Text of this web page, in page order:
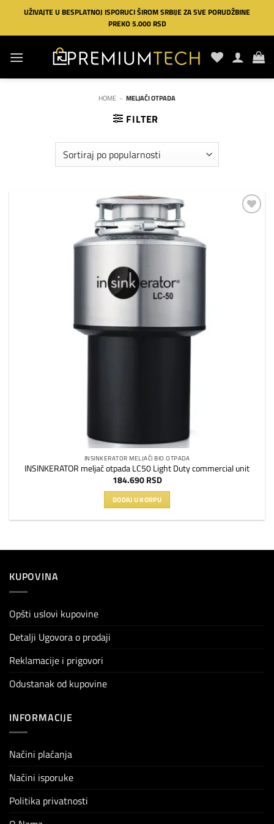
Preskoči
sadržaj
UŽIVAJTE U BESPLATNOJ ISPORUCI ŠIROM SRBIJE ZA SVE PORUDŽBINE
PREKO 5.000 RSD
HOME » MELJAČI OTPADA
FILTER
INSINKERATOR MELJAČI BIO OTPADA
INSINKERATOR meljač otpada LC50 Light Duty commercial unit
184.690 RSD
DODAJ U KORPU
KUPOVINA
Opšti uslovi kupovine
Detalji Ugovora o prodaji
Reklamacije i prigovori
Odustanak od kupovine
INFORMACIJE
Načini plaćanja
Načini isporuke
Politika privatnosti